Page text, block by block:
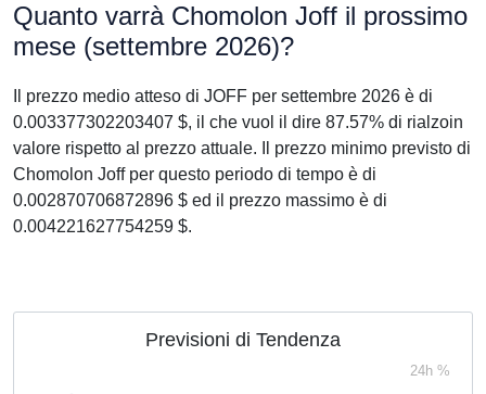
Quanto varrà Chomolon Joff il prossimo
mese (settembre 2026)?
Il prezzo medio atteso di JOFF per settembre 2026 è di
0.003377302203407 $, il che vuol il dire 87.57% di rialzoin
valore rispetto al prezzo attuale. Il prezzo minimo previsto di
Chomolon Joff per questo periodo di tempo è di
0.002870706872896 $ ed il prezzo massimo è di
0.004221627754259 $.
Previsioni di Tendenza
24h %